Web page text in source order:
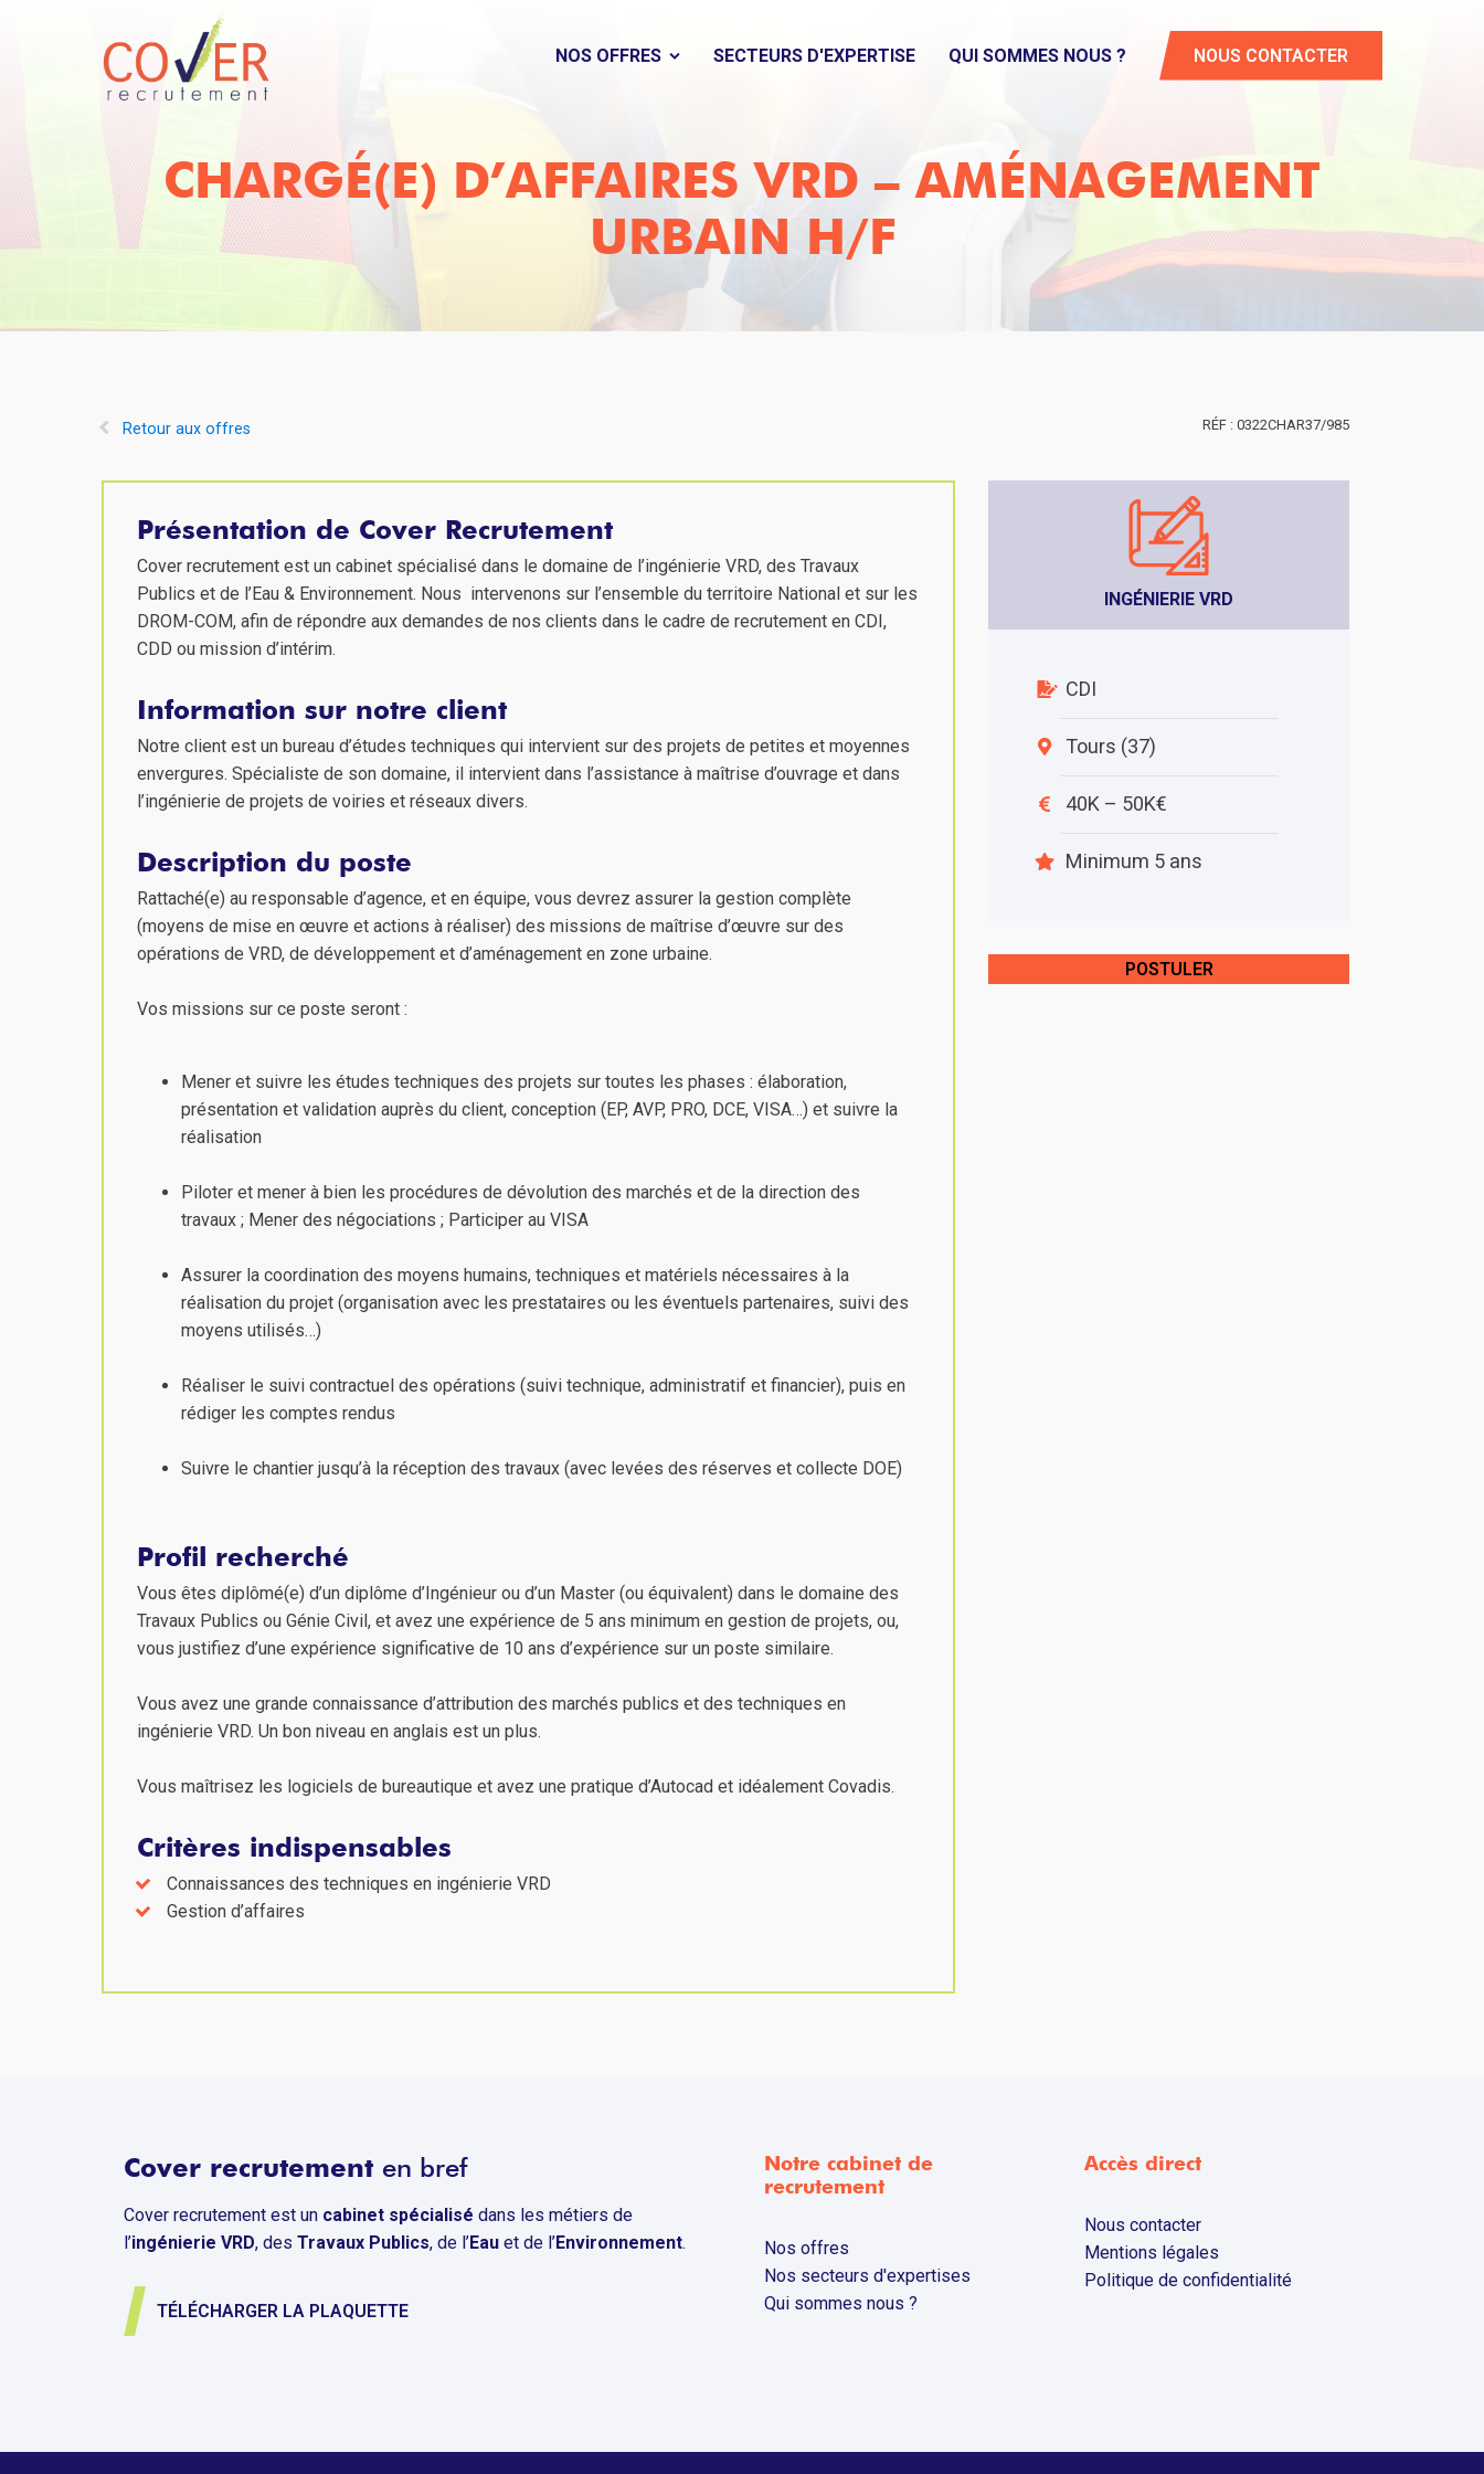
NOS OFFRES SECTEURS D'EXPERTISE QUI SOMMES NOUS ? NOUS CONTACTER
CHARGÉ(E) D’AFFAIRES VRD – AMÉNAGEMENT
URBAIN H/F
Retour aux offres 0322CHAR37/985
Présentation de Cover Recrutement
Cover recrutement est un cabinet spécialisé dans le domaine de l’ingénierie VRD, des Travaux
Publics et de l’Eau & Environnement. Nous intervenons sur l’ensemble du territoire National et sur les
DROM-COM, afin de répondre aux demandes de nos clients dans le cadre de recrutement en CDI,
CDD ou mission d’intérim.
Information sur notre client
Notre client est un bureau d’études techniques qui intervient sur des projets de petites et moyennes
envergures. Spécialiste de son domaine, il intervient dans l’assistance à maîtrise d’ouvrage et dans
l’ingénierie de projets de voiries et réseaux divers.
Description du poste
Rattaché(e) au responsable d’agence, et en équipe, vous devrez assurer la gestion complète
(moyens de mise en œuvre et actions à réaliser) des missions de maîtrise d’œuvre sur des
opérations de VRD, de développement et d’aménagement en zone urbaine.
Vos missions sur ce poste seront :
Mener et suivre les études techniques des projets sur toutes les phases : élaboration,
présentation et validation auprès du client, conception (EP, AVP, PRO, DCE, VISA…) et suivre la
réalisation
Piloter et mener à bien les procédures de dévolution des marchés et de la direction des
travaux ; Mener des négociations ; Participer au VISA
Assurer la coordination des moyens humains, techniques et matériels nécessaires à la
réalisation du projet (organisation avec les prestataires ou les éventuels partenaires, suivi des
moyens utilisés…)
Réaliser le suivi contractuel des opérations (suivi technique, administratif et financier), puis en
rédiger les comptes rendus
Suivre le chantier jusqu’à la réception des travaux (avec levées des réserves et collecte DOE)
Profil recherché
Vous êtes diplômé(e) d’un diplôme d’Ingénieur ou d’un Master (ou équivalent) dans le domaine des
Travaux Publics ou Génie Civil, et avez une expérience de 5 ans minimum en gestion de projets, ou,
vous justifiez d’une expérience significative de 10 ans d’expérience sur un poste similaire.
Vous avez une grande connaissance d’attribution des marchés publics et des techniques en
ingénierie VRD. Un bon niveau en anglais est un plus.
Vous maîtrisez les logiciels de bureautique et avez une pratique d’Autocad et idéalement Covadis.
Critères indispensables
Connaissances des techniques en ingénierie VRD
Gestion d’affaires
INGÉNIERIE VRD
CDI
Tours (37)
40K – 50K€
Minimum 5 ans
POSTULER
Cover recrutement en bref
Cover recrutement est un cabinet spécialisé dans les métiers de
l’ingénierie VRD, des Travaux Publics, de l’Eau et de l’Environnement.
TÉLÉCHARGER LA PLAQUETTE
Notre cabinet de
recrutement
Nos offres
Nos secteurs d'expertises
Qui sommes nous ?
Accès direct
Nous contacter
Mentions légales
Politique de confidentialité